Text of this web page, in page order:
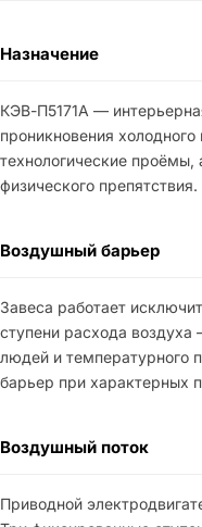
Назначение
КЭВ-П5171А —
проникновения
технологические проёмы,
физического
Воздушный барьер
Завеса работает
ступени расхода
людей и температурного
барьер при характерных
Воздушный поток
Приводной